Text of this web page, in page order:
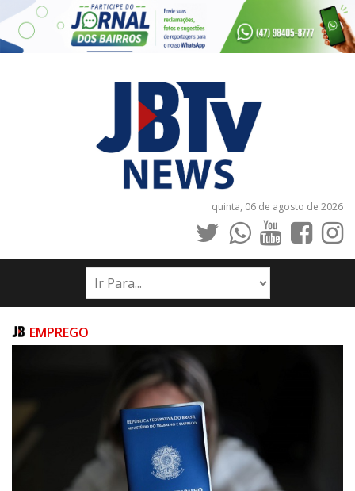
quinta, 06 de agosto de 2026
INÍCIO
NOTÍCIAS
PUBLICAÇÕES LEGAIS
CONTATO
EMPREGO